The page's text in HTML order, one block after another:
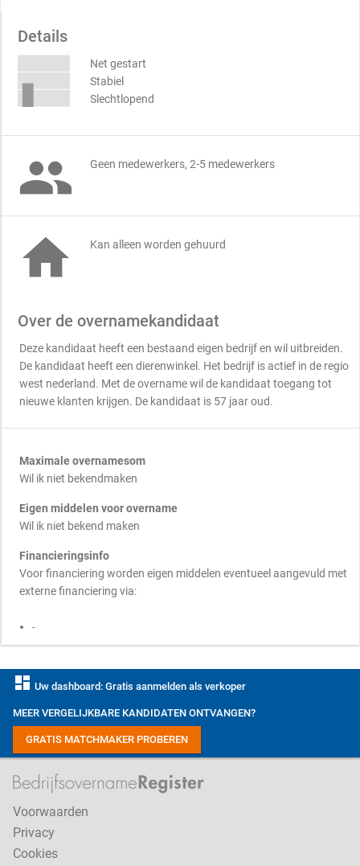
Details
Net gestart
Stabiel
Slechtlopend
 Geen medewerkers, 2-5 medewerkers
 Kan alleen worden gehuurd
Over de overnamekandidaat
Deze kandidaat heeft een bestaand eigen bedrijf en wil uitbreiden.
De kandidaat heeft een dierenwinkel. Het bedrijf is actief in de regio
west nederland. Met de overname wil de kandidaat toegang tot
nieuwe klanten krijgen. De kandidaat is 57 jaar oud.
Maximale overnamesom
Wil ik niet bekendmaken
Eigen middelen voor overname
Wil ik niet bekend maken
Financieringsinfo
Voor financiering worden eigen middelen eventueel aangevuld met
externe financiering via:
-
dashboard Uw dashboard: Gratis aanmelden als verkoper
MEER VERGELIJKBARE KANDIDATEN ONTVANGEN?
GRATIS MATCHMAKER PROBEREN
Voorwaarden
Privacy
Cookies